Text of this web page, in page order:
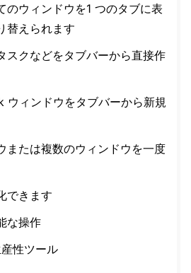
のウィンドウを1 つのタブに表
替えられます
スクなどをタブバーから直接作
ウィンドウをタブバーから新規
または複数のウィンドウを一度
できます
な操作
性ツール